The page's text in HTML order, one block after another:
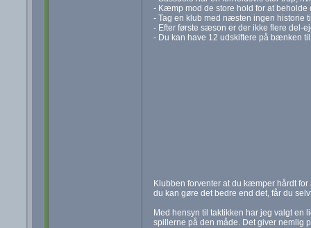
- Kæmp mod de store hold for at
- Tag en klub med næsten ingen historie
- Efter første sæson er der ikke flere del-
- Du kan have 12 udskiftere på bænken
Klubben forventer at du kæmper hårdt
du kan gøre det bedre end det, får du
Med hensyn til taktikken har jeg valgt en
spillerne på den måde. Det giver nemlig